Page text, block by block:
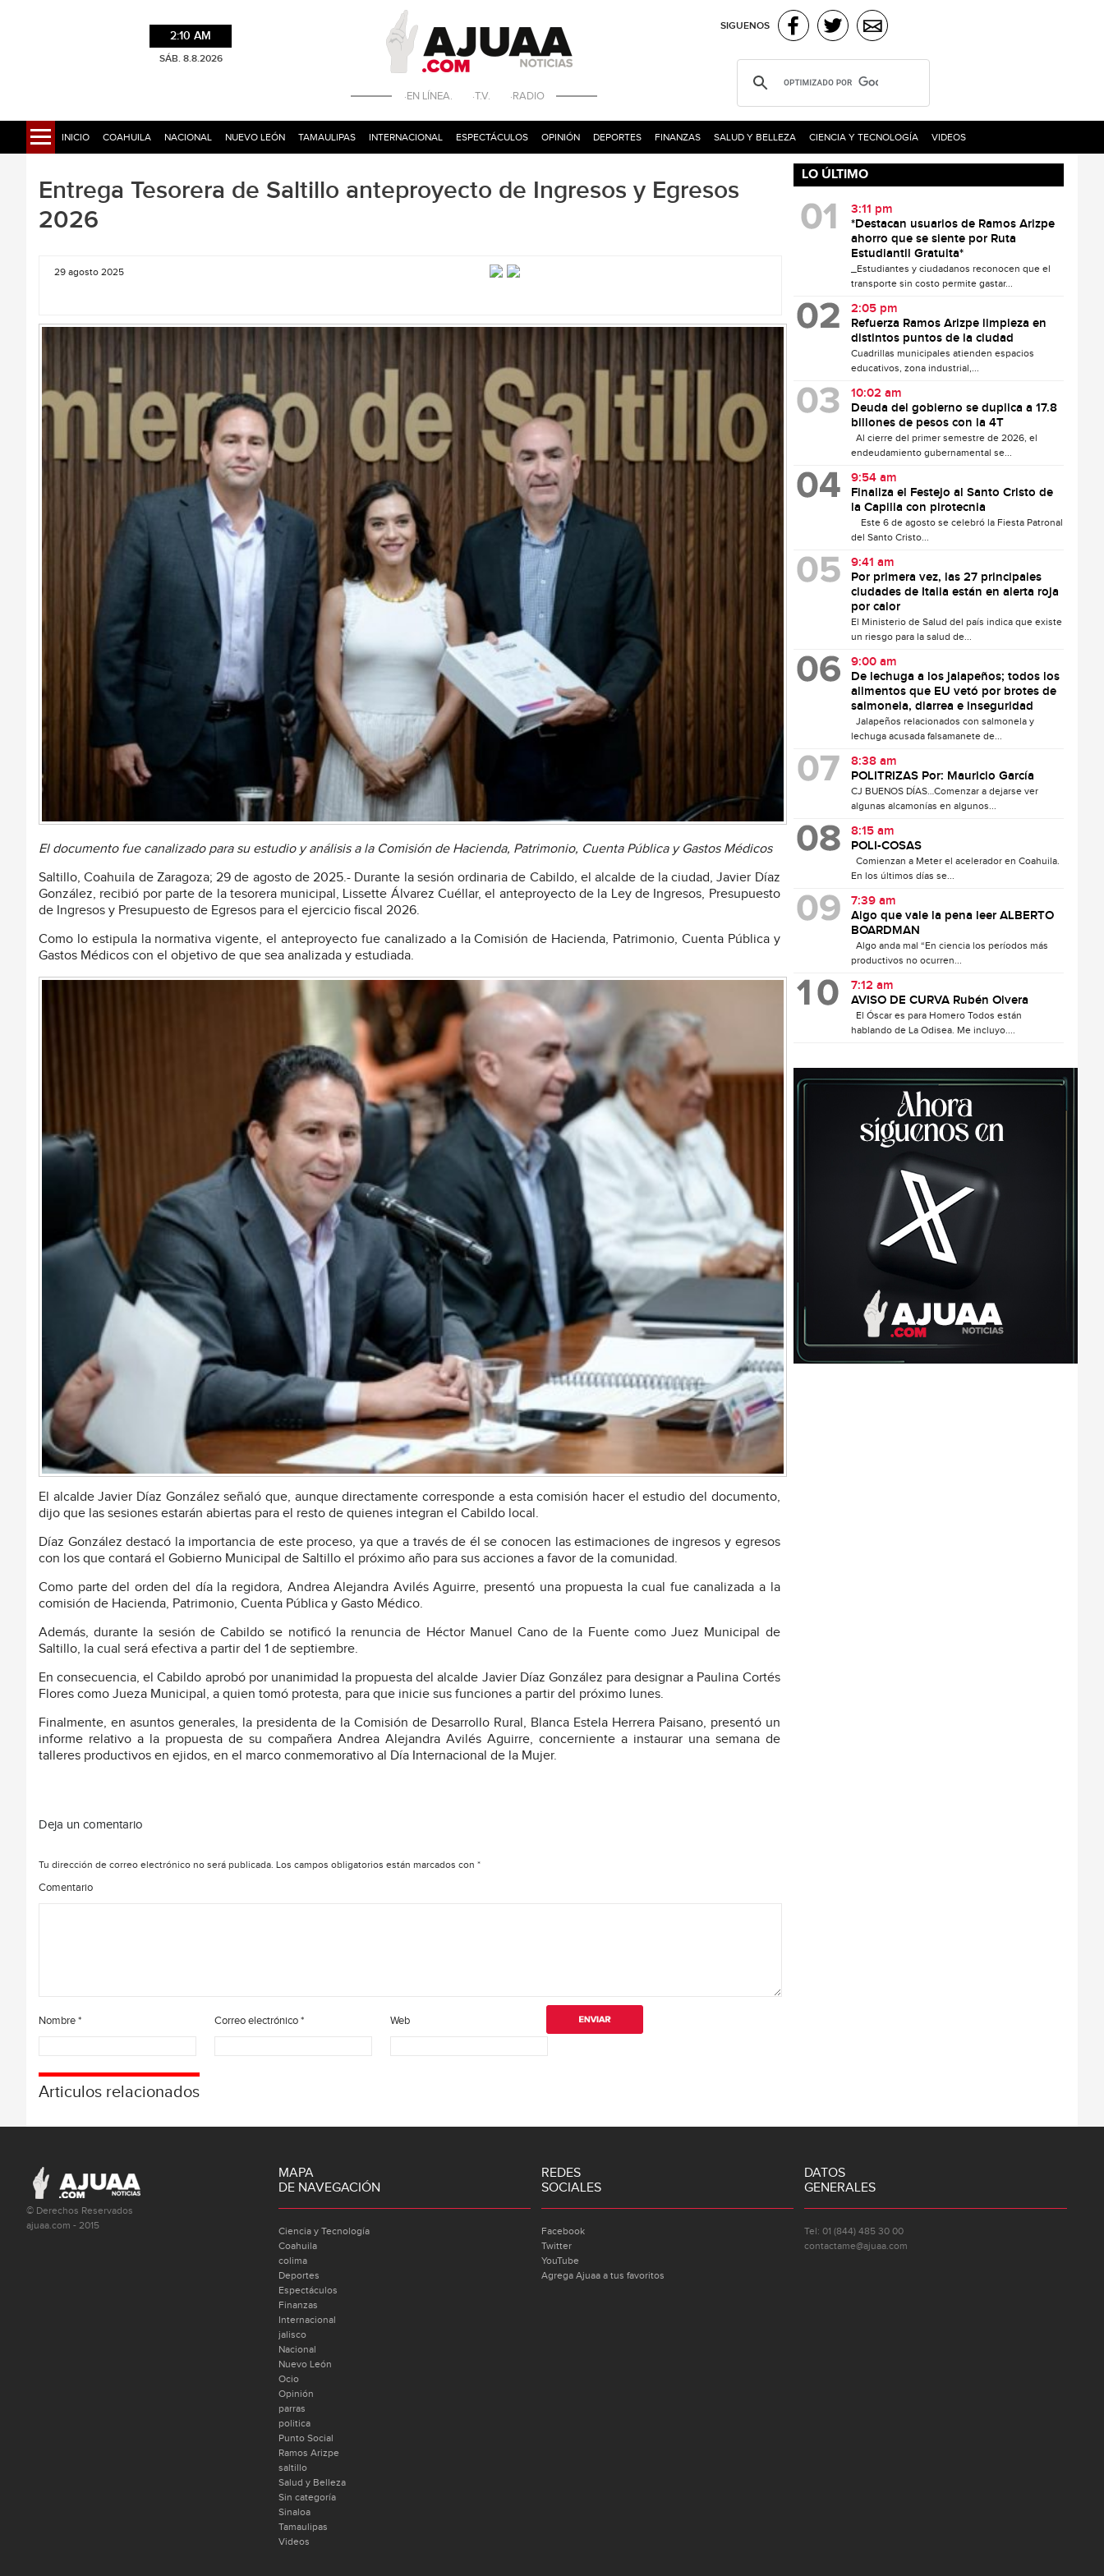
2:10 AM
SÁB. 8.8.2026
·EN LÍNEA. ·T.V. ·RADIO
SIGUENOS
INICIO COAHUILA NACIONAL NUEVO LEÓN TAMAULIPAS INTERNACIONAL ESPECTÁCULOS OPINIÓN DEPORTES FINANZAS SALUD Y BELLEZA CIENCIA Y TECNOLOGÍA VIDEOS
Entrega Tesorera de Saltillo anteproyecto de Ingresos y Egresos
2026
29 agosto 2025
El documento fue canalizado para su estudio y análisis a la Comisión de Hacienda, Patrimonio, Cuenta Pública y Gastos Médicos
Saltillo, Coahuila de Zaragoza; 29 de agosto de 2025.- Durante la sesión ordinaria de Cabildo, el alcalde de la ciudad, Javier Díaz
González, recibió por parte de la tesorera municipal, Lissette Álvarez Cuéllar, el anteproyecto de la Ley de Ingresos, Presupuesto
de Ingresos y Presupuesto de Egresos para el ejercicio fiscal 2026.
Como lo estipula la normativa vigente, el anteproyecto fue canalizado a la Comisión de Hacienda, Patrimonio, Cuenta Pública y
Gastos Médicos con el objetivo de que sea analizada y estudiada.
El alcalde Javier Díaz González señaló que, aunque directamente corresponde a esta comisión hacer el estudio del documento,
dijo que las sesiones estarán abiertas para el resto de quienes integran el Cabildo local.
Díaz González destacó la importancia de este proceso, ya que a través de él se conocen las estimaciones de ingresos y egresos
con los que contará el Gobierno Municipal de Saltillo el próximo año para sus acciones a favor de la comunidad.
Como parte del orden del día la regidora, Andrea Alejandra Avilés Aguirre, presentó una propuesta la cual fue canalizada a la
comisión de Hacienda, Patrimonio, Cuenta Pública y Gasto Médico.
Además, durante la sesión de Cabildo se notificó la renuncia de Héctor Manuel Cano de la Fuente como Juez Municipal de
Saltillo, la cual será efectiva a partir del 1 de septiembre.
En consecuencia, el Cabildo aprobó por unanimidad la propuesta del alcalde Javier Díaz González para designar a Paulina Cortés
Flores como Jueza Municipal, a quien tomó protesta, para que inicie sus funciones a partir del próximo lunes.
Finalmente, en asuntos generales, la presidenta de la Comisión de Desarrollo Rural, Blanca Estela Herrera Paisano, presentó un
informe relativo a la propuesta de su compañera Andrea Alejandra Avilés Aguirre, concerniente a instaurar una semana de
talleres productivos en ejidos, en el marco conmemorativo al Día Internacional de la Mujer.
Deja un comentario
Tu dirección de correo electrónico no será publicada. Los campos obligatorios están marcados con *
Comentario
Nombre* Correo electrónico* Web
Articulos relacionados
LO ÚLTIMO
3:11 pm
*Destacan usuarios de Ramos Arizpe
ahorro que se siente por Ruta
Estudiantil Gratuita*
_Estudiantes y ciudadanos reconocen que el
transporte sin costo permite gastar...
2:05 pm
Refuerza Ramos Arizpe limpieza en
distintos puntos de la ciudad
Cuadrillas municipales atienden espacios
educativos, zona industrial,...
10:02 am
Deuda del gobierno se duplica a 17.8
billones de pesos con la 4T
Al cierre del primer semestre de 2026, el
endeudamiento gubernamental se...
9:54 am
Finaliza el Festejo al Santo Cristo de
la Capilla con pirotecnia
Este 6 de agosto se celebró la Fiesta Patronal
del Santo Cristo...
9:41 am
Por primera vez, las 27 principales
ciudades de Italia están en alerta roja
por calor
El Ministerio de Salud del país indica que existe
un riesgo para la salud de...
9:00 am
De lechuga a los jalapeños; todos los
alimentos que EU vetó por brotes de
salmonela, diarrea e inseguridad
Jalapeños relacionados con salmonela y
lechuga acusada falsamanete de...
8:38 am
POLITRIZAS Por: Mauricio García
CJ BUENOS DÍAS…Comenzar a dejarse ver
algunas alcamonías en algunos...
8:15 am
POLI-COSAS
Comienzan a Meter el acelerador en Coahuila.
En los últimos días se...
7:39 am
Algo que vale la pena leer ALBERTO
BOARDMAN
Algo anda mal “En ciencia los períodos más
productivos no ocurren...
7:12 am
AVISO DE CURVA Rubén Olvera
El Óscar es para Homero Todos están
hablando de La Odisea. Me incluyo....
© Derechos Reservados
ajuaa.com - 2015
MAPA
DE NAVEGACIÓN
Ciencia y Tecnología
Coahuila
colima
Deportes
Espectáculos
Finanzas
Internacional
jalisco
Nacional
Nuevo León
Ocio
Opinión
parras
politica
Punto Social
Ramos Arizpe
saltillo
Salud y Belleza
Sin categoría
Sinaloa
Tamaulipas
Videos
REDES
SOCIALES
Facebook
Twitter
YouTube
Agrega Ajuaa a tus favoritos
DATOS
GENERALES
Tel: 01 (844) 485 30 00
contactame@ajuaa.com